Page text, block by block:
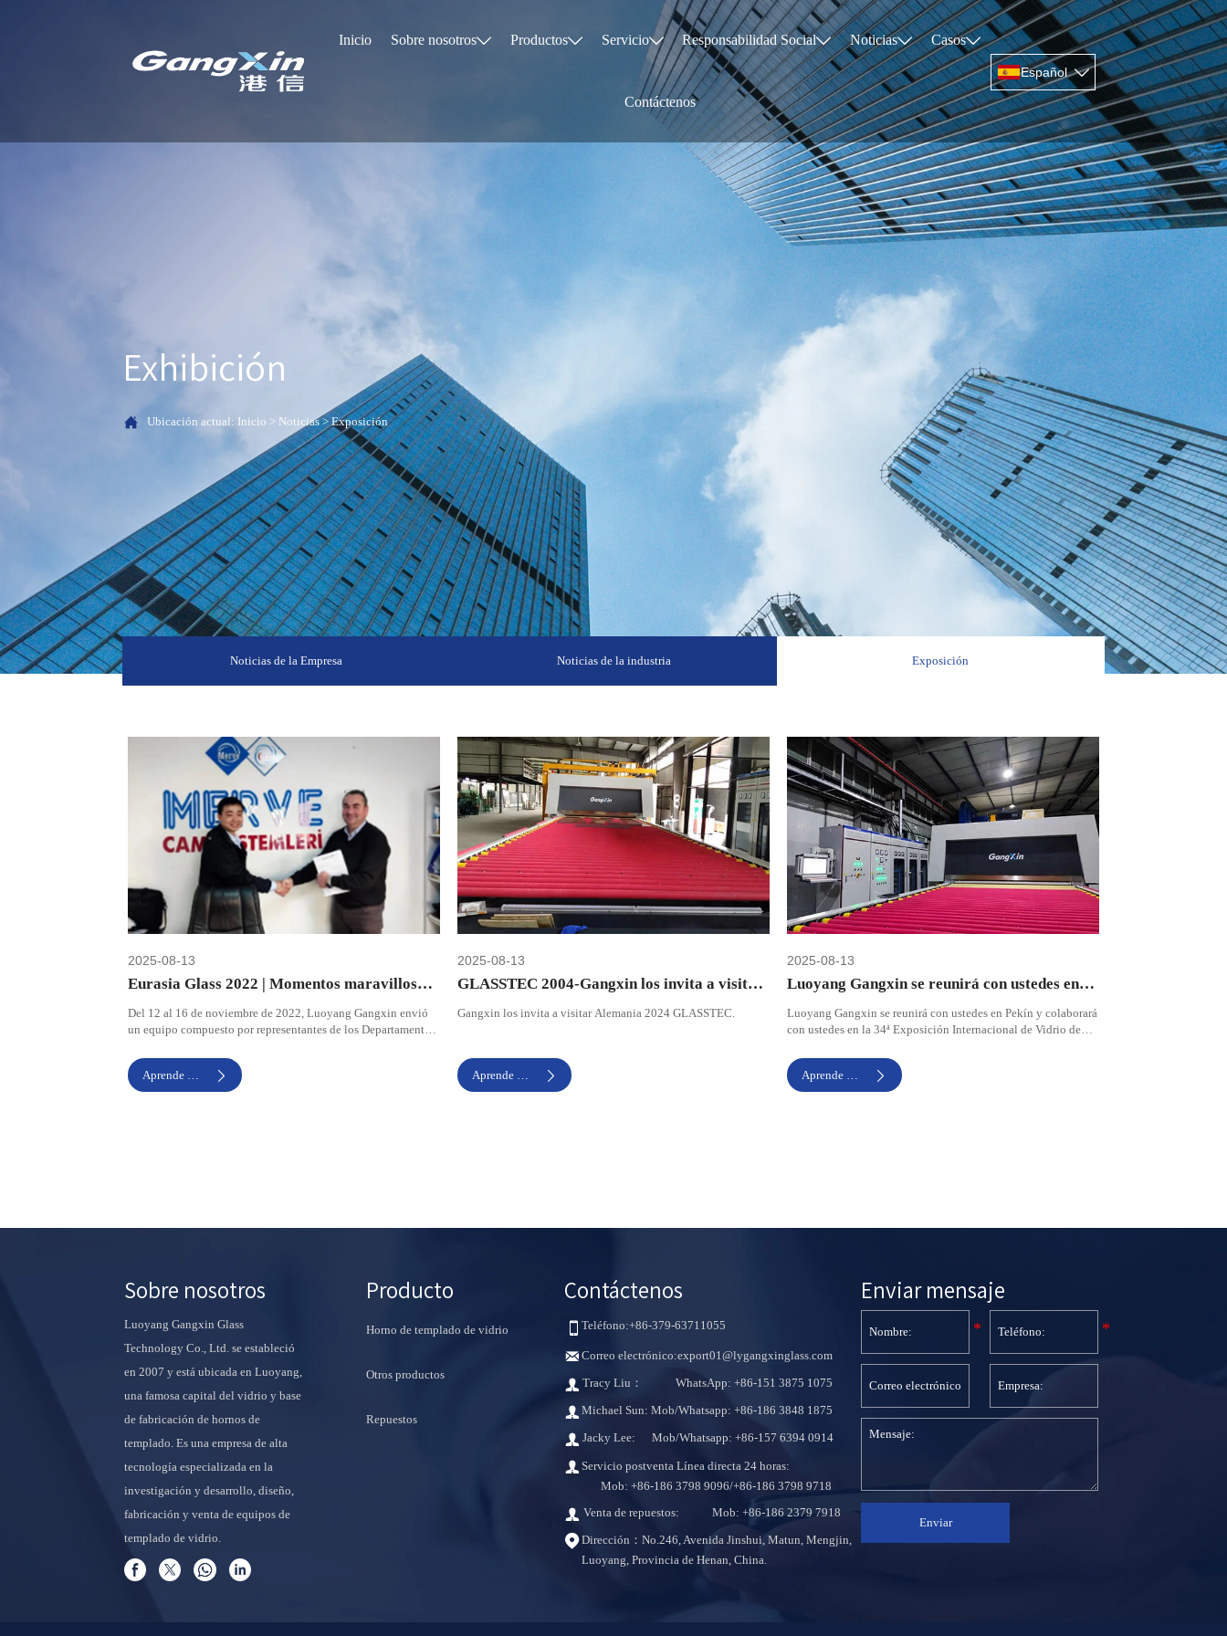
Inicio Sobre nosotros Productos Servicio Responsabilidad Social Noticias Casos
Contáctenos
Español 
Exhibición
 Ubicación actual: Inicio > Noticias>Exposición
Noticias de la Empresa Noticias de la industria Exposición
2025-08-13
Eurasia Glass 2022 | Momentos maravillosos
de Gangxin Glass y Turquía
Del 12 al 16 de noviembre de 2022, Luoyang Gangxin envió
un equipo compuesto por representantes de los Departamentos
Eurasia Glass Expo 2022 en Turquía.
Aprende Más

2025-08-13
GLASSTEC 2004-Gangxin los invita a visitar
Alemania
Gangxin los invita a visitar Alemania 2024 GLASSTEC.
Aprende Más 
2025-08-13
Luoyang Gangxin se reunirá con ustedes en
Pekín y colaborará con ustedes en la 34ª
Exposición Internacional de Vidrio de China
Luoyang Gangxin se reunirá con ustedes en Pekín y colaborará
con ustedes en la 34ª Exposición Internacional de Vidrio de
Aprende Más 
Sobre nosotros
Luoyang Gangxin Glass
Technology Co., Ltd. se estableció
en 2007 y está ubicada en Luoyang,
una famosa capital del vidrio y base
de fabricación de hornos de
templado. Es una empresa de alta
tecnología especializada en la
investigación y desarrollo, diseño,
fabricación y venta de equipos de
templado de vidrio.
Producto
Horno de templado de vidrio
Otros productos
Repuestos
Contáctenos
Teléfono:+86-379-63711055
 Correo electrónico:export01@lygangxinglass.com
 Tracy Liu： WhatsApp: +86-151 3875 1075
 Michael Sun: Mob/Whatsapp: +86-186 3848 1875
 Jacky Lee: Mob/Whatsapp: +86-157 6394 0914
 Servicio postventa Línea directa 24 horas:
Mob: +86-186 3798 9096/+86-186 3798 9718
 Venta de repuestos: Mob: +86-186 2379 7918
Dirección：No.246, Avenida Jinshui, Matun, Mengjin,
Luoyang, Provincia de Henan, China.
Enviar mensaje
Enviar